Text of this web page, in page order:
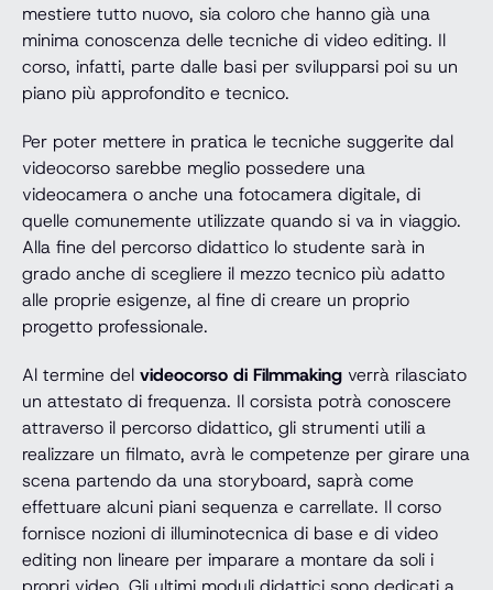
mestiere tutto nuovo, sia coloro che hanno già una
minima conoscenza delle tecniche di video editing. Il
corso, infatti, parte dalle basi per svilupparsi poi su un
piano più approfondito e tecnico.
Per poter mettere in pratica le tecniche suggerite dal
videocorso sarebbe meglio possedere una
videocamera o anche una fotocamera digitale, di
quelle comunemente utilizzate quando si va in viaggio.
Alla fine del percorso didattico lo studente sarà in
grado anche di scegliere il mezzo tecnico più adatto
alle proprie esigenze, al fine di creare un proprio
progetto professionale.
Al termine del videocorso di Filmmaking verrà rilasciato
un attestato di frequenza. Il corsista potrà conoscere
attraverso il percorso didattico, gli strumenti utili a
realizzare un filmato, avrà le competenze per girare una
scena partendo da una storyboard, saprà come
effettuare alcuni piani sequenza e carrellate. Il corso
fornisce nozioni di illuminotecnica di base e di video
editing non lineare per imparare a montare da soli i